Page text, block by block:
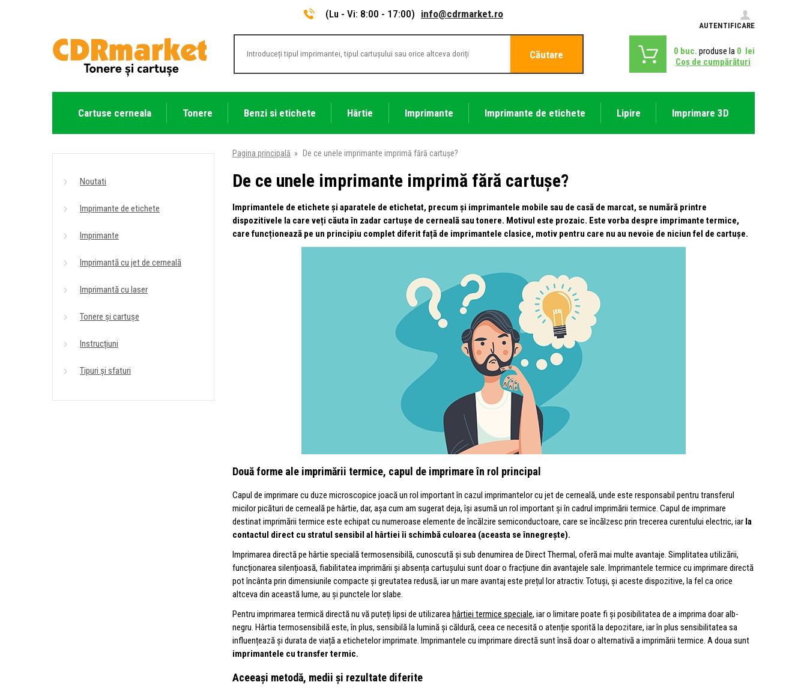
(Lu - Vi: 8:00 - 17:00) info@cdrmarket.ro
AUTENTIFICARE
Căutare 0 buc. produse la 0 lei
Coş de cumpărături
Cartuse cerneala Tonere Benzi si etichete Hârtie Imprimante Imprimante de etichete Lipire Imprimare 3D
Noutati
Imprimante de etichete
Imprimante
Imprimantă cu jet de cerneală
Imprimantă cu laser
Tonere și cartușe
Instrucțiuni
Tipuri și sfaturi
Pagina principală » De ce unele imprimante imprimă fără cartușe?
De ce unele imprimante imprimă fără cartușe?
Imprimantele de etichete și aparatele de etichetat, precum și imprimantele mobile sau de casă de marcat, se numără printre
dispozitivele la care veți căuta în zadar cartușe de cerneală sau tonere. Motivul este prozaic. Este vorba despre imprimante termice,
care funcționează pe un principiu complet diferit față de imprimantele clasice, motiv pentru care nu au nevoie de niciun fel de cartușe.
Două forme ale imprimării termice, capul de imprimare în rol principal
Capul de imprimare cu duze microscopice joacă un rol important în cazul imprimantelor cu jet de cerneală, unde este responsabil pentru transferul
micilor picături de cerneală pe hârtie, dar, așa cum am sugerat deja, își asumă un rol important și în cadrul imprimării termice. Capul de imprimare
destinat imprimării termice este echipat cu numeroase elemente de încălzire semiconductoare, care se încălzesc prin trecerea curentului electric, iar la
contactul direct cu stratul sensibil al hârtiei îi schimbă culoarea (aceasta se înnegrește).
Imprimarea directă pe hârtie specială termosensibilă, cunoscută și sub denumirea de Direct Thermal, oferă mai multe avantaje. Simplitatea utilizării,
funcționarea silențioasă, fiabilitatea imprimării și absența cartușului sunt doar o fracțiune din avantajele sale. Imprimantele termice cu imprimare directă
pot încânta prin dimensiunile compacte și greutatea redusă, iar un mare avantaj este prețul lor atractiv. Totuși, și aceste dispozitive, la fel ca orice
altceva din această lume, au și punctele lor slabe.
Pentru imprimarea termică directă nu vă puteți lipsi de utilizareahârtiei termice speciale, iar o limitare poate fi și posibilitatea de a imprima doar alb-
negru. Hârtia termosensibilă este, în plus, sensibilă la lumină și căldură, ceea ce necesită o atenție sporită la depozitare, iar în plus sensibilitatea sa
influențează și durata de viață a etichetelor imprimate. Imprimantele cu imprimare directă sunt însă doar o alternativă a imprimării termice. A doua sunt
imprimantele cu transfer termic.
Aceeași metodă, medii și rezultate diferite